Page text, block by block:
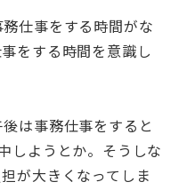
仕事をする時間がな
をする時間を意識し
は事務仕事をすると
しようとか。そうしな
が大きくなってしま